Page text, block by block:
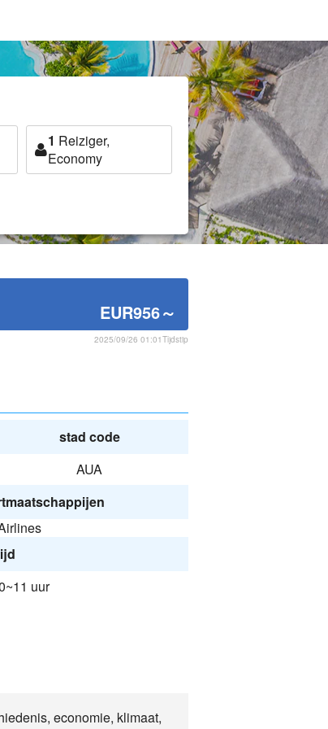
1 Reiziger,
Economy
EUR956～
2025/09/26 01:01Tijdstip
stad code
AUA
uur
economie, klimaat,